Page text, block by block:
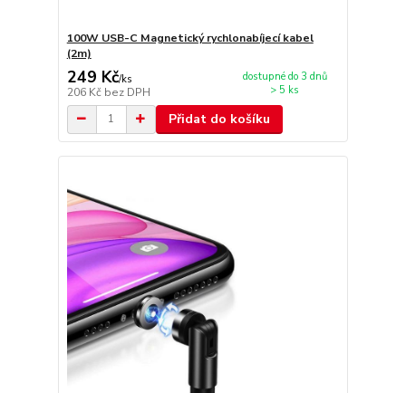
100W USB-C Magnetický rychlonabíjecí kabel
(2m)
249 Kč/ks
206 Kč bez DPH
dostupné do 3 dnů
> 5 ks
Přidat do košíku